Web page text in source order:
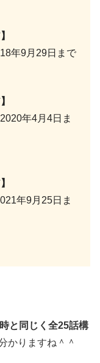
年9月29日まで
年4月4日ま
年9月25日ま
と同じく全25話構
かりますね＾＾